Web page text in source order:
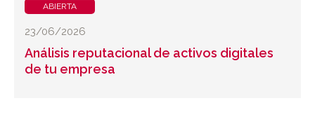
ABIERTA
23/06/2026
Análisis reputacional de activos digitales
de tu empresa